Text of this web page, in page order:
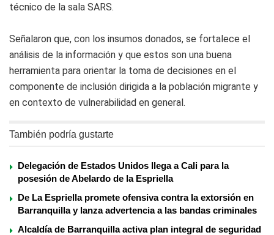
técnico de la sala SARS.
Señalaron que, con los insumos donados, se fortalece el
análisis de la información y que estos son una buena
herramienta para orientar la toma de decisiones en el
componente de inclusión dirigida a la población migrante y
en contexto de vulnerabilidad en general.
También podría gustarte
Delegación de Estados Unidos llega a Cali para la
posesión de Abelardo de la Espriella
De La Espriella promete ofensiva contra la extorsión en
Barranquilla y lanza advertencia a las bandas criminales
Alcaldía de Barranquilla activa plan integral de seguridad